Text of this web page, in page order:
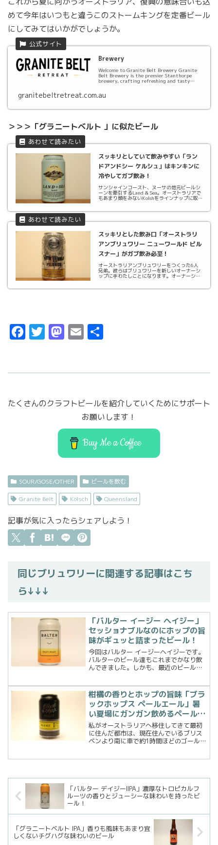
めて今年はいつもと違うこのストームキングを定番ビール
にしてみてはいかがでしょうか。
Brewery
Welcome to Granite Belt Brewery Granite
Belt Brewery is the premier Stanthorpe
brewery, crafting refreshing and tasty
granitebeltretreat.com.au
＞＞＞「グラニートベルト 」に似たビール
スッキリとしていて飲みやすい「ラン
ドアンドシー ケルシュ」はキンキンに
冷やしてガブ飲み！
サンシャインコースト、ヌーサの地元ビールシ
ーンを牽引するLand & Sea。オーストラリアで
もあまり類をみないKolshをラインナップに取
ビールです。基本的にケルンで醸造されたも...
スッキリとした飲み口「オーストラリ
アンブリュワリー ニューワールド ピル
スナー」がガブ飲み必至！
オーストラリアンブリュワリーをつくった6人
兄弟。彼らはブリュワリーを新しいオーナーシ
ップに手わたしことになります。オーナーシッ
F
e
b
o
T
t
er
M
o
o
n
E
l
たくさんのクラフトビールを紹介していくためにサポート
お願いします！
Buy Me a Coffee
SOUR/GOSE/OTHER ビールを飲む
Granite Belt Kölsch Queensland
記事が気に入ったらシェアしよう！
同じブリュワリーに関連する記事はこち
ら↓↓↓
「バルター イージー ヘイジー」
セッショナブルなのにホップの旨
味がギュッと詰まったビール！
今回はバルター イージーヘイジーです。
バルターのビール達もこれまでかなり飲
んできました。しかも、最近のビール名
ればわからなくなってきました。笑で
は、早速飲んでみましょう...
柑橘の香りとホップの旨味「ブラ
ックホップス ペールエール」暑
い夏場にガンガン飲めるペールエ
ール！
私がオーストラリアへ移住してきて最初
に住んだ都市は、現在住んでいるブリス
ベンより南に車で約1時間ほどのゴールド
「バルター デイジーIIPA」濃厚なトロピカルフ
ルーツの香りとジューシーな味わいを持ったビ
ール！
「グラニートベルト IPA」香りも風味もあまり宜
しくないチグハグな味わいのビール